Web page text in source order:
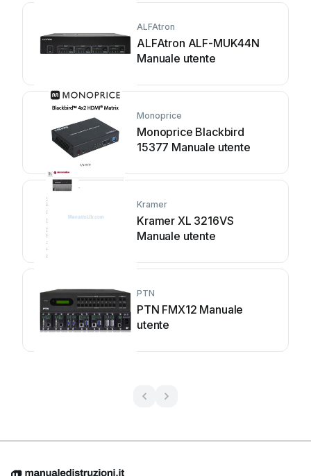
ALFAtron
ALFAtron ALF-MUK44N
Manuale utente
Monoprice
Monoprice Blackbird
15377 Manuale utente
Kramer
Kramer XL 3216VS
Manuale utente
PTN
PTN FMX12 Manuale
utente